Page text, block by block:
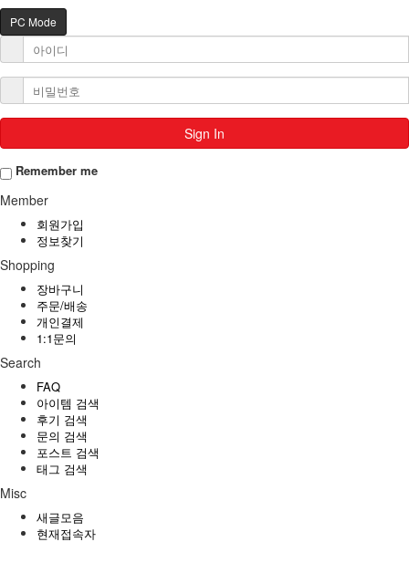
PC Mode
Sign In
Remember me
Member
회원가입
정보찾기
Shopping
장바구니
주문/배송
개인결제
1:1문의
Search
FAQ
아이템 검색
후기 검색
문의 검색
포스트 검색
태그 검색
Misc
새글모음
현재접속자